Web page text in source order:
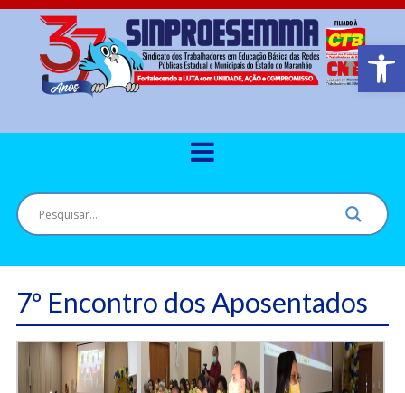
Barra de
7º Encontro dos Aposentados